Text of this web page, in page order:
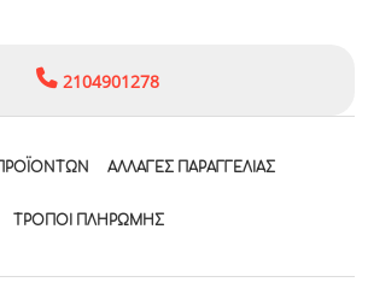
2104901278
ΑΛΛΑΓΈΣ ΠΑΡΑΓΓΕΛΊΑΣ
ΤΡΟΠΟΙ ΠΛΗΡΩΜΉΣ